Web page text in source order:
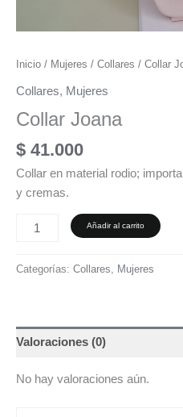
Inicio / Mujeres / Collares / Collar
Collares, Mujeres
Collar Joana
$ 41.000
Collar en material rodio;
y cremas.
Añadir al carrito
Categorías: Collares, Mujeres
Valoraciones (0)
No hay valoraciones aún.